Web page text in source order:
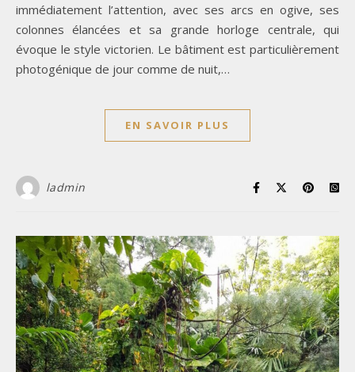
immédiatement l’attention, avec ses arcs en ogive, ses
colonnes élancées et sa grande horloge centrale, qui
évoque le style victorien. Le bâtiment est particulièrement
photogénique de jour comme de nuit,…
EN SAVOIR PLUS
ladmin